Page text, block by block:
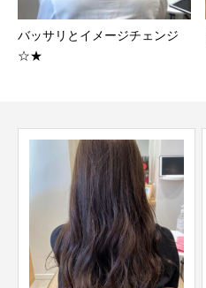
バッサリとイメージチェンジ
☆★